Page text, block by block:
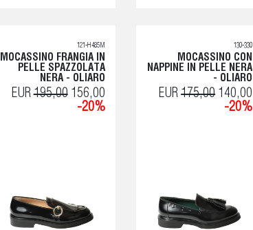
121-H485M
MOCASSINO FRANGIA IN
PELLE SPAZZOLATA
NERA - OLIARO
EUR195,00156,00
-20%
130-330
MOCASSINO CON
NAPPINE IN PELLE NERA
- OLIARO
EUR175,00140,00
-20%